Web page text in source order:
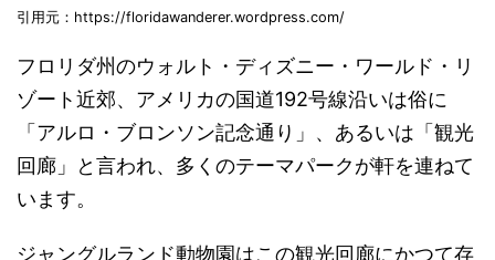
引用元：https://floridawanderer.wordpress.com/
フロリダ州のウォルト・ディズニー・ワールド・リ
ゾート近郊、アメリカの国道192号線沿いは俗に
「アルロ・ブロンソン記念通り」、あるいは「観光
回廊」と言われ、多くのテーマパークが軒を連ねて
います。
ジャングルランド動物園はこの観光回廊にかつて存